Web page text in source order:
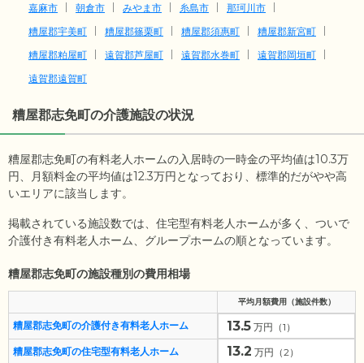
嘉麻市 朝倉市 みやま市 糸島市
那珂川市
糟屋郡宇美町
糟屋郡篠栗町 糟屋郡須惠町
糟屋郡新宮町
糟屋郡粕屋町
遠賀郡芦屋町 遠賀郡水巻町
遠賀郡岡垣町
遠賀郡遠賀町
糟屋郡志免町の介護施設の状況
糟屋郡志免町の有料老人ホームの入居時の一時金の平均値は10.3万
円、月額料金の平均値は12.3万円となっており、標準的だがやや高
いエリアに該当します。
掲載されている施設数では、住宅型有料老人ホームが多く、ついで
介護付き有料老人ホーム、グループホームの順となっています。
糟屋郡志免町の施設種別の費用相場
平均月額費用（施設件数）
糟屋郡志免町の介護付き有料老人ホーム 13.5 万円（1）
糟屋郡志免町の住宅型有料老人ホーム
13.2 万円（2）